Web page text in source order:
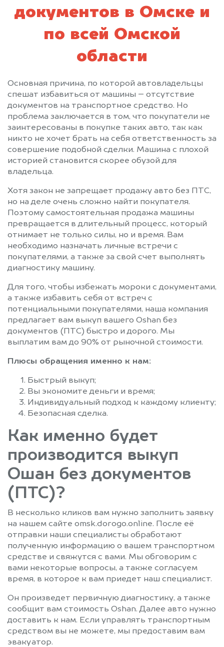
документов в Омске и
по всей Омской
области
Основная причина, по которой автовладельцы
спешат избавиться от машины – отсутствие
документов на транспортное средство. Но
проблема заключается в том, что покупатели не
заинтересованы в покупке таких авто, так как
никто не хочет брать на себя ответственность за
совершение подобной сделки. Машина с плохой
историей становится скорее обузой для
владельца.
Хотя закон не запрещает продажу авто без ПТС,
но на деле очень сложно найти покупателя.
Поэтому самостоятельная продажа машины
превращается в длительный процесс, который
отнимает не только силы, но и время. Вам
необходимо назначать личные встречи с
покупателями, а также за свой счет выполнять
диагностику машину.
Для того, чтобы избежать мороки с документами,
а также избавить себя от встреч с
потенциальными покупателями, наша компания
предлагает вам выкуп вашего Oshan без
документов (ПТС) быстро и дорого. Мы
выплатим вам до 90% от рыночной стоимости.
Плюсы обращения именно к нам:
Быстрый выкуп;
Вы экономите деньги и время;
Индивидуальный подход к каждому клиенту;
Безопасная сделка.
Как именно будет
производится выкуп
Ошан без документов
(ПТС)?
В несколько кликов вам нужно заполнить заявку
на нашем сайте omsk.dorogo.online. После её
отправки наши специалисты обработают
полученную информацию о вашем транспортном
средстве и свяжутся с вами. Мы обговорим с
вами некоторые вопросы, а также согласуем
время, в которое к вам приедет наш специалист.
Он произведет первичную диагностику, а также
сообщит вам стоимость Oshan. Далее авто нужно
доставить к нам. Если управлять транспортным
средством вы не можете, мы предоставим вам
эвакуатор.